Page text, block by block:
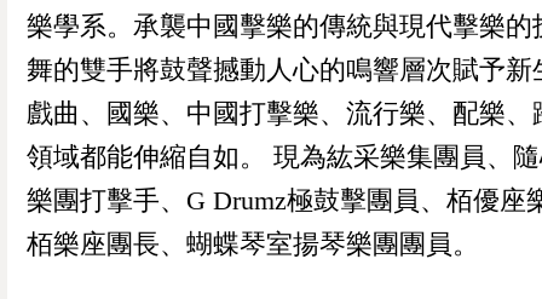
樂學系。承襲中國擊樂的傳統與現代擊樂的
舞的雙手將鼓聲撼動人心的鳴響層次賦予新
戲曲、國樂、中國打擊樂、流行樂、配樂、
領域都能伸縮自如。 現為紘采樂集團員、
樂團打擊手、G Drumz極鼓擊團員、栢優座
栢樂座團長、蝴蝶琴室揚琴樂團團員。